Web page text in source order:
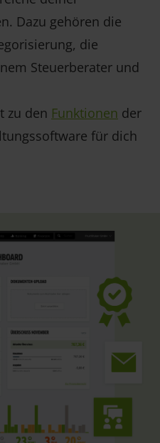
Dazu gehören die
die
Steuerberater und
zu den Funktionen der
für dich